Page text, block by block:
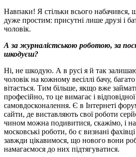
Навпаки! Я стільки всього набачився,
дуже простим: присутні лише друзі і
чоловік.
А за журналістською роботою, за
шкодуєш?
Ні, не шкодую. А в русі я й так
чоловік на кожному весіллі бачу,
вітається. Тим більше, якщо вже
професійно, то це вимагає і відповідної
самовдосконалення. Є в Інтернеті
сайти, де виставляють свої роботи
чином можна подивитися, скажімо, і на
московські роботи, бо є визнані
завжди цікавимося, що нового вони
намагаємося до них підтягуватися.